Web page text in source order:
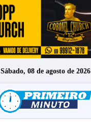
Sábado, 08 de agosto de 2026